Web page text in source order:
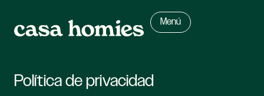
Menú
Política de privacidad